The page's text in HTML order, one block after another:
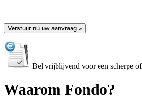
Bel vrijblijvend voor een scherpe
Waarom Fondo?